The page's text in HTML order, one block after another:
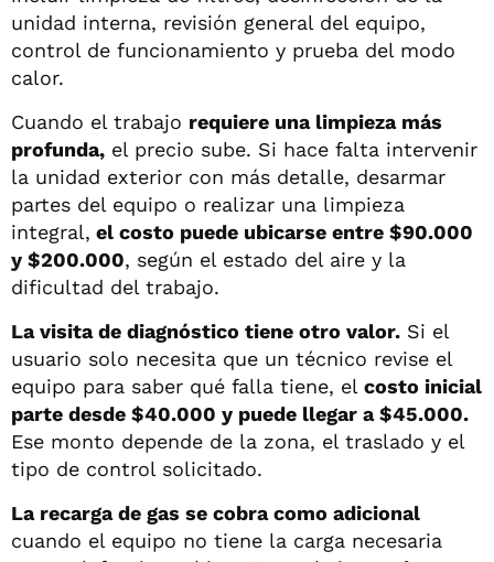
unidad interna, revisión general del equipo,
control de funcionamiento y prueba del modo
calor.
Cuando el trabajo requiere una limpieza más
profunda, el precio sube. Si hace falta intervenir
la unidad exterior con más detalle, desarmar
partes del equipo o realizar una limpieza
integral, el costo puede ubicarse entre $90.000
y $200.000, según el estado del aire y la
dificultad del trabajo.
La visita de diagnóstico tiene otro valor. Si el
usuario solo necesita que un técnico revise el
equipo para saber qué falla tiene, el costo inicial
parte desde $40.000 y puede llegar a $45.000.
Ese monto depende de la zona, el traslado y el
tipo de control solicitado.
La recarga de gas se cobra como adicional
cuando el equipo no tiene la carga necesaria